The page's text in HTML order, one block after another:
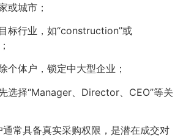
或城市；
标行业，如“construction”或
个体户，锁定中大型企业；
选择“Manager、Director、CEO”等关
常具备真实采购权限，是潜在成交对